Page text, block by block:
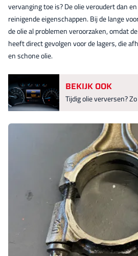
vervanging toe is? De olie veroudert dan
reinigende eigenschappen. Bij de lange
de olie al problemen veroorzaken, omdat
heeft direct gevolgen voor de lagers, die
en schone olie.
BEKIJK OOK
Tijdig olie verversen?